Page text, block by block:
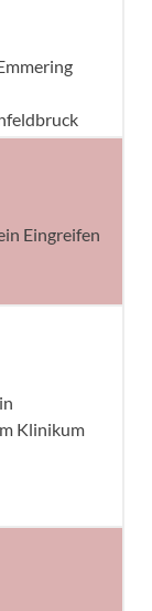
Eingreifen
Klinikum